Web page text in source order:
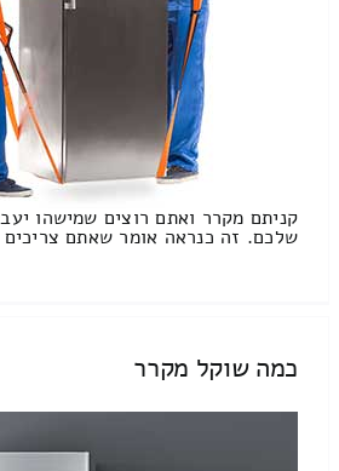
קניתם מקרר ואתם רוצים שמישהו
שלכם. זה כנראה אומר שאתם
כמה שוקל מקרר